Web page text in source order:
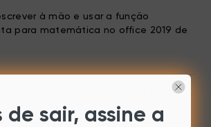
à mão e usar a função
para matemática no office 2019 de
da caneta no Mac GIMP 2.10.6?
de sair, assine a